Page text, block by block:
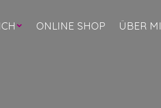
ONLINE SHOP ÜBER